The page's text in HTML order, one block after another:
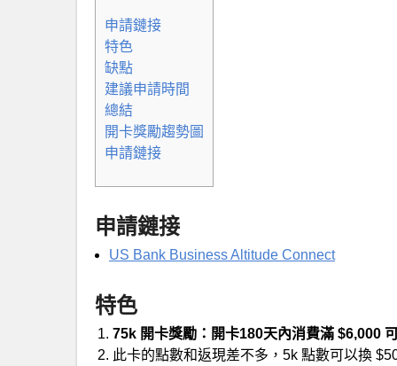
申請鏈接
特色
缺點
建議申請時間
總結
開卡獎勵趨勢圖
申請鏈接
申請鏈接
US Bank Business Altitude Connect
特色
75k 開卡獎勵：開卡180天內消費滿 $6,000
此卡的點數和返現差不多，5k 點數可以換